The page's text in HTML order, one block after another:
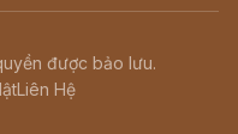
được bảo lưu.
Liên Hệ